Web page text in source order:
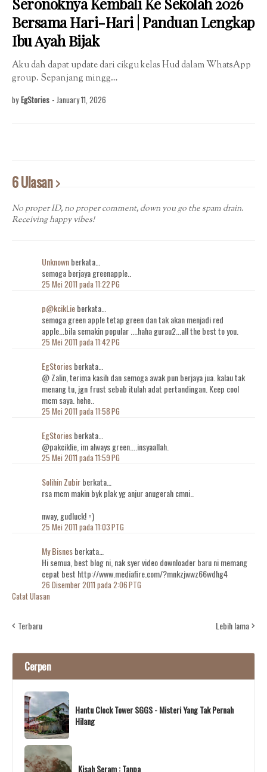
Bersama Hari-Hari | Panduan Lengkap
Ibu Ayah Bijak
Aku dah dapat update dari cikgu kelas Hud dalam WhatsApp
group. Sepanjang mingg…
by EgStories - January 11, 2026
6 Ulasan
No proper ID, no proper comment, down you go the spam drain.
Receiving happy vibes!
Unknownberkata…
semoga berjaya greenapple..
25 Mei 2011 pada 11:22 PG
p@kcikLieberkata…
semoga green apple tetap green dan tak akan menjadi red
apple...bila semakin popular ....haha gurau2...all the best to you.
25 Mei 2011 pada 11:42 PG
EgStoriesberkata…
@ Zalin, terima kasih dan semoga awak pun berjaya jua. kalau tak
menang tu, jgn frust sebab itulah adat pertandingan. Keep cool
mcm saya. hehe..
25 Mei 2011 pada 11:58 PG
EgStoriesberkata…
@pakciklie, im always green....insyaallah.
25 Mei 2011 pada 11:59 PG
Solihin Zubirberkata…
rsa mcm makin byk plak yg anjur anugerah cmni..
nway, gudluck! =)
25 Mei 2011 pada 11:03 PTG
My Bisnesberkata…
Hi semua, best blog ni, nak syer video downloader baru ni memang
cepat best http://www.mediafire.com/?mnkzjwwz66wdhg4
26 Disember 2011 pada 2:06 PTG
Catat Ulasan
Terbaru Lebih lama
Cerpen
Hantu Clock Tower SGGS - Misteri Yang Tak Pernah
Hilang
Kisah Seram : Tanpa